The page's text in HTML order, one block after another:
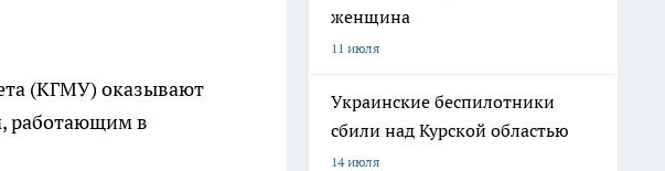
(КГМУ) оказывают
работающим в
женщина
11 июля
Украинские беспилотники
сбили над Курской областью
14 июля